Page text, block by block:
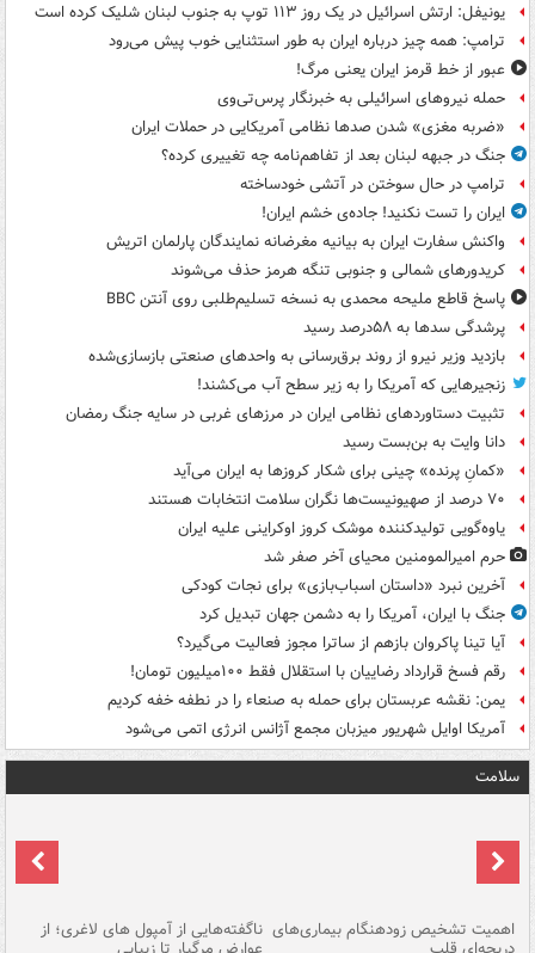
یونیفل: ارتش اسرائیل در یک روز ۱۱۳ توپ به جنوب لبنان شلیک کرده است
ترامپ: همه چیز درباره ایران به طور استثنایی خوب پیش می‌رود
عبور از خط قرمز ایران یعنی مرگ!
حمله نیروهای اسرائیلی به خبرنگار پرس‌تی‌وی
«ضربه مغزی» شدن صدها نظامی آمریکایی در حملات ایران
جنگ در جبهه لبنان بعد از تفاهم‌نامه چه تغییری کرده؟
ترامپ در حال سوختن در آتشی خودساخته
ایران را تست نکنید! جاده‌ی خشم ایران!
واکنش سفارت ایران به بیانیه مغرضانه نمایندگان پارلمان اتریش
کریدورهای شمالی و جنوبی تنگه هرمز حذف می‌شوند
پاسخ قاطع ملیحه محمدی به نسخه تسلیم‌طلبی روی آنتن BBC
پرشدگی سدها به ۵۸درصد رسید
بازدید وزیر نیرو از روند برق‌رسانی به واحدهای صنعتی بازسازی‌شده
زنجیرهایی که آمریکا را به زیر سطح آب می‌کشند!
تثبیت دستاوردهای نظامی ایران در مرزهای غربی در سایه جنگ رمضان
دانا وایت به بن‌بست رسید
«کمانِ پرنده» چینی برای شکار کروزها به ایران می‌آید
۷۰ درصد از صهیونیست‌ها نگران سلامت انتخابات هستند
یاوه‌گویی تولیدکننده موشک کروز اوکراینی علیه ایران
حرم امیرالمومنین محیای آخر صفر شد
آخرین نبرد «داستان اسباب‌بازی» برای نجات کودکی
جنگ با ایران، آمریکا را به دشمن جهان تبدیل کرد
آیا تینا پاکروان بازهم از ساترا مجوز فعالیت می‌گیرد؟
رقم فسخ قرارداد رضاییان با استقلال فقط ۱۰۰میلیون تومان!
یمن: نقشه عربستان برای حمله به صنعاء را در نطفه خفه کردیم
آمریکا اوایل شهریور میزبان مجمع آژانس انرژی اتمی می‌شود
سلامت
اهمیت تشخیص زودهنگام بیماری‌های ناگفته‌هایی از آمپول های لاغری؛ از